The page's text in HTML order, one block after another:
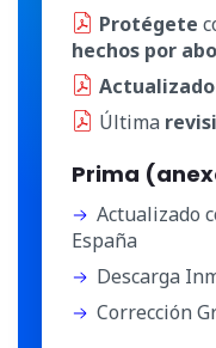
Protégete
hechos por
Actualizado
Última
Prima
Actualizado
España
Descarga
Corrección